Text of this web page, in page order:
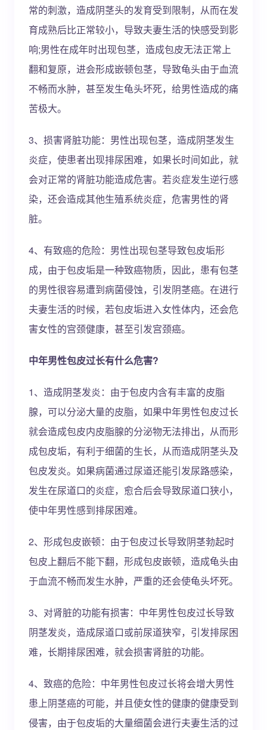
常的刺激，造成阴茎头的发育受到限制，从而在发
育成熟后比正常较小，导致夫妻生活的快感受到影
响;男性在成年时出现包茎，造成包皮无法正常上
翻和复原，进会形成嵌顿包茎，导致龟头由于血流
不畅而水肿，甚至发生龟头坏死，给男性造成的痛
苦极大。
3、损害肾脏功能：男性出现包茎，造成阴茎发生
炎症，使患者出现排尿困难，如果长时间如此，就
会对正常的肾脏功能造成危害。若炎症发生逆行感
染，还会造成其他生殖系统炎症，危害男性的肾
脏。
4、有致癌的危险：男性出现包茎导致包皮垢形
成，由于包皮垢是一种致癌物质，因此，患有包茎
的男性很容易遭到病菌侵蚀，引发阴茎癌。在进行
夫妻生活的时候，若包皮垢进入女性体内，还会危
害女性的宫颈健康，甚至引发宫颈癌。
中年男性包皮过长有什么危害?
1、造成阴茎发炎：由于包皮内含有丰富的皮脂
腺，可以分泌大量的皮脂，如果中年男性包皮过长
就会造成包皮内皮脂腺的分泌物无法排出，从而形
成包皮垢，有利于细菌的生长，从而造成阴茎头及
包皮发炎。如果病菌通过尿道还能引发尿路感染，
发生在尿道口的炎症，愈合后会导致尿道口狭小，
使中年男性感到排尿困难。
2、形成包皮嵌顿：由于包皮过长导致阴茎勃起时
包皮上翻后不能下翻，形成包皮嵌顿，造成龟头由
于血流不畅而发生水肿，严重的还会使龟头坏死。
3、对肾脏的功能有损害：中年男性包皮过长导致
阴茎发炎，造成尿道口或前尿道狭窄，引发排尿困
难，长期排尿困难，就会损害肾脏的功能。
4、致癌的危险：中年男性包皮过长将会增大男性
患上阴茎癌的可能，并且使女性的健康的健康受到
侵害，由于包皮垢的大量细菌会进行夫妻生活的过